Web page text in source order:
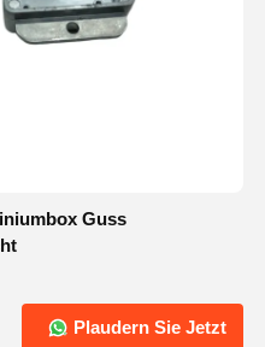
Guss
Plaudern Sie Jetzt